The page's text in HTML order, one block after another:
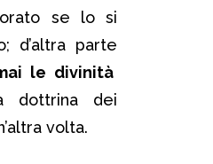
se lo si
d’altra parte
le divinità
dottrina dei
volta.